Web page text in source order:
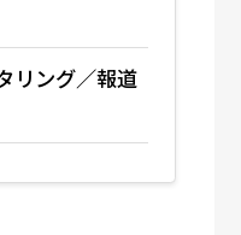
リング／報道